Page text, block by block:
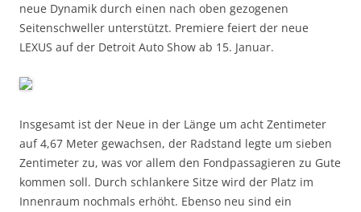
neue Dynamik durch einen nach oben gezogenen
Seitenschweller unterstützt. Premiere feiert der neue
LEXUS auf der Detroit Auto Show ab 15. Januar.
Insgesamt ist der Neue in der Länge um acht Zentimeter
auf 4,67 Meter gewachsen, der Radstand legte um sieben
Zentimeter zu, was vor allem den Fondpassagieren zu Gute
kommen soll. Durch schlankere Sitze wird der Platz im
Innenraum nochmals erhöht. Ebenso neu sind ein